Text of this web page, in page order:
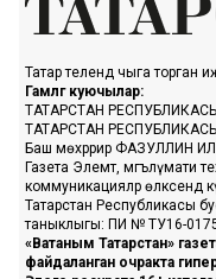
Татар телендә чыга торган
Гамәлгә куючылар:
ТАТАРСТАН
ТАТАРСТАН
Баш мөхәррир ФАЗУЛЛИН
Газета Элемтә, мәгълүмати
коммуникацияләр өлкәсендә
Татарстан Республикасы
таныклыгы: ПИ № ТУ16-
«Ватаным Татарстан»
файдаланган очракта